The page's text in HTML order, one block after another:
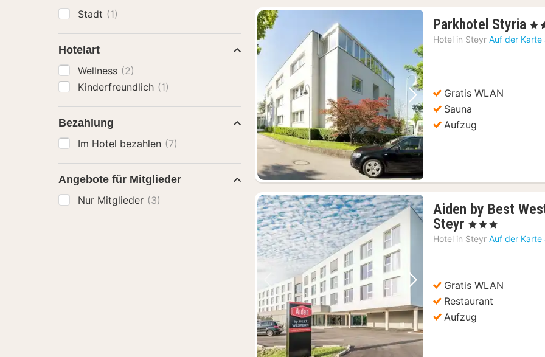
Vorheriges Bild Nächstes Bild
Parkhotel Styria 1
, 4
Hotel in Steyr Auf der Karte
Gratis WLAN
Sauna
Aufzug
Vorheriges Bild Nächstes Bild
Aiden by Best
Steyr 1
Nacht
€
, 3 Sterne
Hotel in Steyr Auf der Karte
Gratis WLAN
Restaurant
Aufzug
Stadt (1)
Hotelart
Wellness (2)
Kinderfreundlich (1)
Bezahlung
Im Hotel bezahlen (7)
Angebote für Mitglieder
Nur Mitglieder (3)